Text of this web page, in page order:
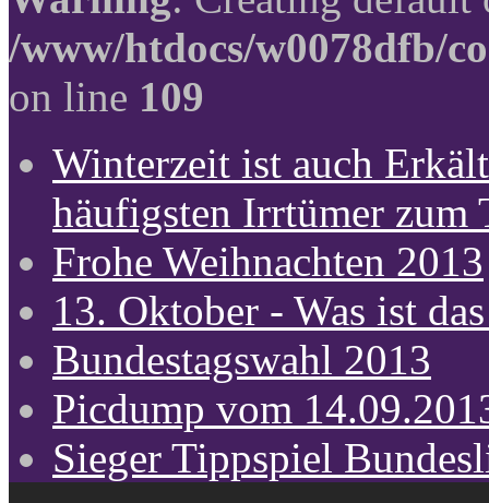
/www/htdocs/w0078dfb/
on line 109
Winterzeit ist auch
häufigsten Irrtümer zum
Frohe Weihnachten 2013
13. Oktober - Was ist
Bundestagswahl 2013
Picdump vom
Sieger Tippspiel